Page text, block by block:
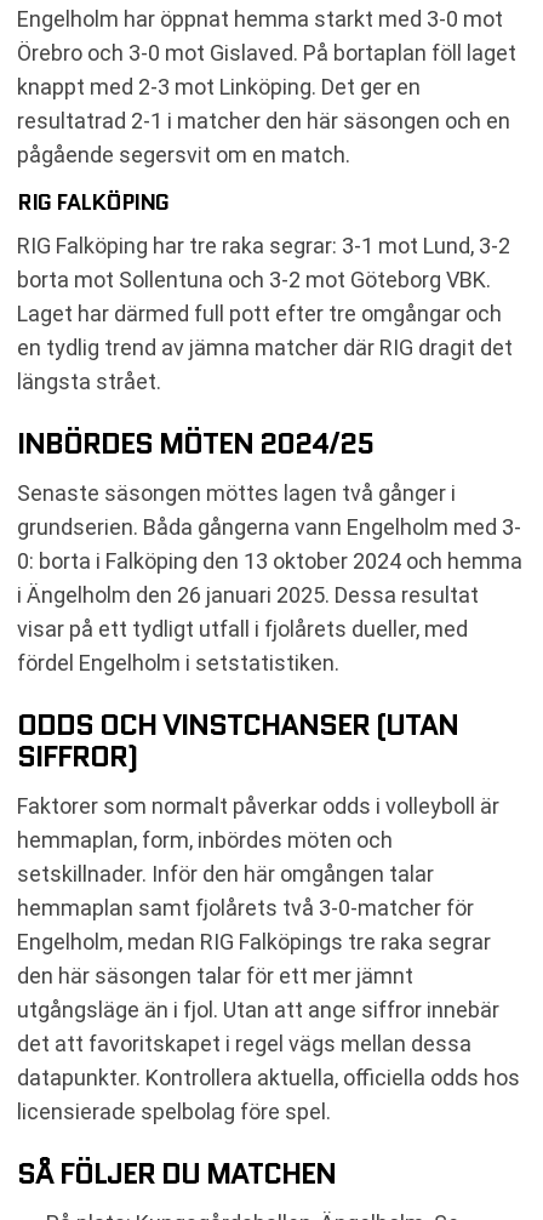
Engelholm har öppnat hemma starkt med 3-0 mot
Örebro och 3-0 mot Gislaved. På bortaplan föll laget
knappt med 2-3 mot Linköping. Det ger en
resultatrad 2-1 i matcher den här säsongen och en
pågående segersvit om en match.
RIG FALKÖPING
RIG Falköping har tre raka segrar: 3-1 mot Lund, 3-2
borta mot Sollentuna och 3-2 mot Göteborg VBK.
Laget har därmed full pott efter tre omgångar och
en tydlig trend av jämna matcher där RIG dragit det
längsta strået.
INBÖRDES MÖTEN 2024/25
Senaste säsongen möttes lagen två gånger i
grundserien. Båda gångerna vann Engelholm med 3-
0: borta i Falköping den 13 oktober 2024 och hemma
i Ängelholm den 26 januari 2025. Dessa resultat
visar på ett tydligt utfall i fjolårets dueller, med
fördel Engelholm i setstatistiken.
ODDS OCH VINSTCHANSER (UTAN
SIFFROR)
Faktorer som normalt påverkar odds i volleyboll är
hemmaplan, form, inbördes möten och
setskillnader. Inför den här omgången talar
hemmaplan samt fjolårets två 3-0‑matcher för
Engelholm, medan RIG Falköpings tre raka segrar
den här säsongen talar för ett mer jämnt
utgångsläge än i fjol. Utan att ange siffror innebär
det att favoritskapet i regel vägs mellan dessa
datapunkter. Kontrollera aktuella, officiella odds hos
licensierade spelbolag före spel.
SÅ FÖLJER DU MATCHEN